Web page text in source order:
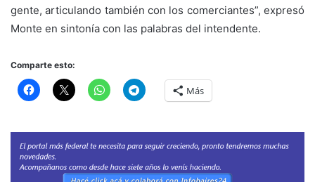
gente, articulando también con los comerciantes”, expresó
Monte en sintonía con las palabras del intendente.
Comparte esto:
Más